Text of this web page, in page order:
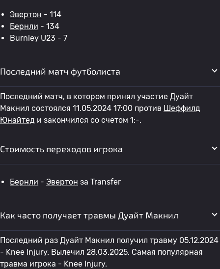
Эвертон - 114
Бернли - 134
Burnley U23 - 7
Последний матч футболиста
Последний матч, в котором принял участие Дуайт
Макнил состоялся 11.05.2024 17:00 против Шеффилд
Юнайтед и закончился со счетом 1:-.
Стоимость переходов игрока
Бернли - Эвертон за Transfer
Как часто получает травмы Дуайт Макнил
Последний раз Дуайт Макнил получил травму 05.12.2024
- Knee Injury. Вылечил 28.03.2025. Самая популярная
травма игрока - Knee Injury.